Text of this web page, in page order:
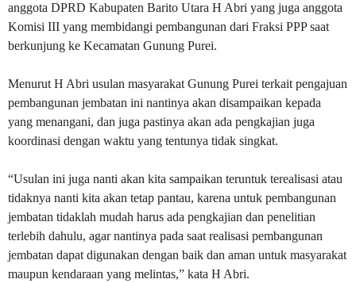
anggota DPRD Kabupaten Barito Utara H Abri yang juga anggota
Komisi III yang membidangi pembangunan dari Fraksi PPP saat
berkunjung ke Kecamatan Gunung Purei.
Menurut H Abri usulan masyarakat Gunung Purei terkait pengajuan
pembangunan jembatan ini nantinya akan disampaikan kepada
yang menangani, dan juga pastinya akan ada pengkajian juga
koordinasi dengan waktu yang tentunya tidak singkat.
“Usulan ini juga nanti akan kita sampaikan teruntuk terealisasi atau
tidaknya nanti kita akan tetap pantau, karena untuk pembangunan
jembatan tidaklah mudah harus ada pengkajian dan penelitian
terlebih dahulu, agar nantinya pada saat realisasi pembangunan
jembatan dapat digunakan dengan baik dan aman untuk masyarakat
maupun kendaraan yang melintas,” kata H Abri.